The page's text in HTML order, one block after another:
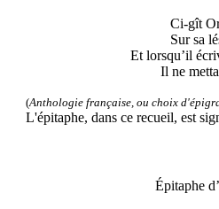
Ci-gît
Sur sa
Et lorsqu’il
Il ne
(Anthologie française, ou choix
L'épitaphe, dans ce recueil, est
Épitaphe